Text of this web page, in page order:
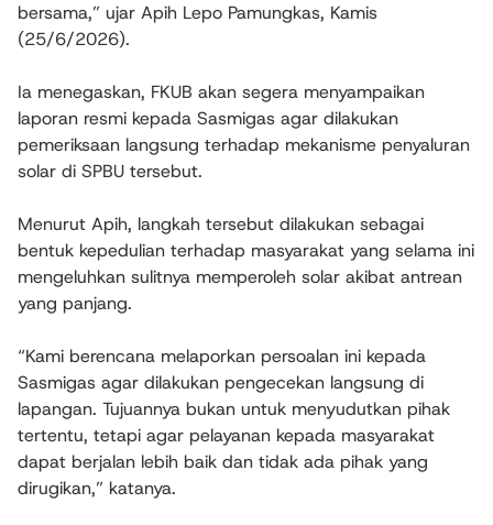
bersama,” ujar Apih Lepo Pamungkas, Kamis
(25/6/2026).
Ia menegaskan, FKUB akan segera menyampaikan
laporan resmi kepada Sasmigas agar dilakukan
pemeriksaan langsung terhadap mekanisme penyaluran
solar di SPBU tersebut.
Menurut Apih, langkah tersebut dilakukan sebagai
bentuk kepedulian terhadap masyarakat yang selama ini
mengeluhkan sulitnya memperoleh solar akibat antrean
yang panjang.
“Kami berencana melaporkan persoalan ini kepada
Sasmigas agar dilakukan pengecekan langsung di
lapangan. Tujuannya bukan untuk menyudutkan pihak
tertentu, tetapi agar pelayanan kepada masyarakat
dapat berjalan lebih baik dan tidak ada pihak yang
dirugikan,” katanya.